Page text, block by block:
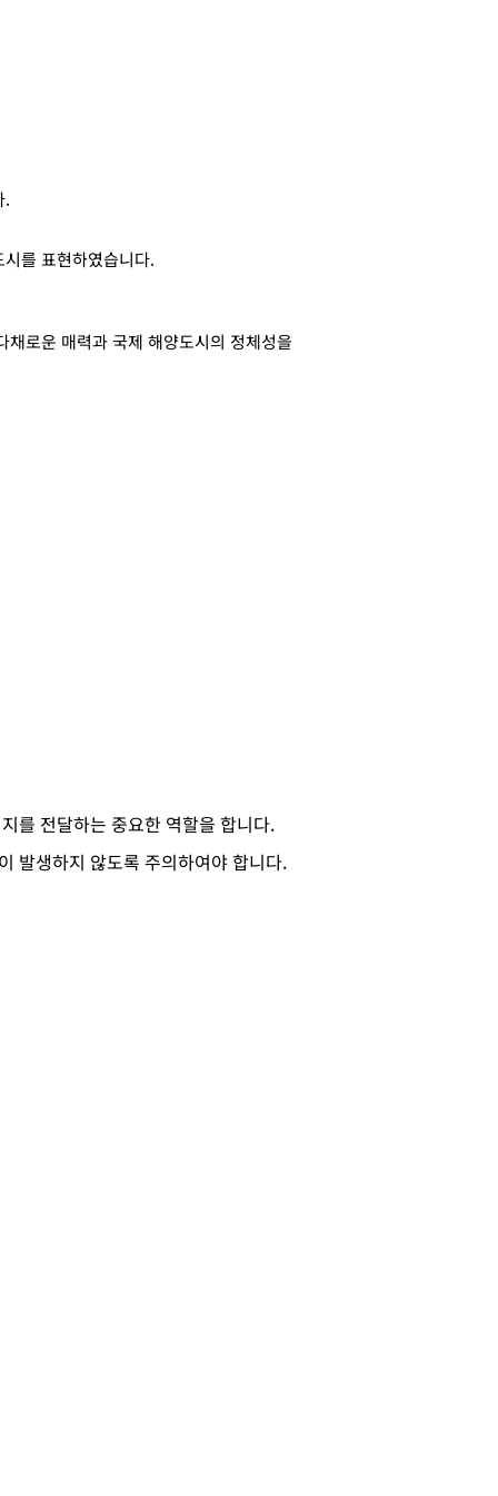
.
를 표현하였습니다.
로운 매력과 국제 해양도시의 정체성을
를 전달하는 중요한 역할을 합니다.
발생하지 않도록 주의하여야 합니다.